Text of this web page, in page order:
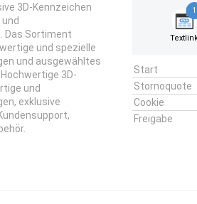
3D-Kennzeichen
Das Sortiment
und spezielle
und ausgewähltes
3D-
und
exklusive
1
Start
Stornoquote
Cookie
Freigabe